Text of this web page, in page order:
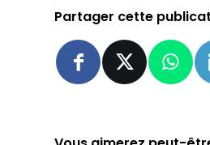
Partager cette